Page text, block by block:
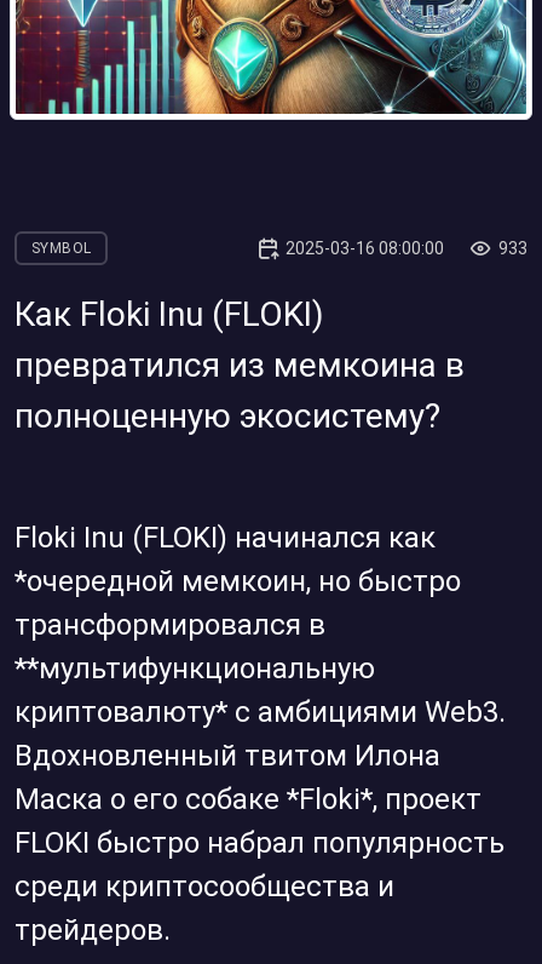
SYMBOL 2025-03-16 08:00:00 933
Как Floki Inu (FLOKI)
превратился из мемкоина в
полноценную экосистему?
Floki Inu (FLOKI) начинался как
*очередной мемкоин, но быстро
трансформировался в
**мультифункциональную
криптовалюту* с амбициями Web3.
Вдохновленный твитом Илона
Маска о его собаке *Floki*, проект
FLOKI быстро набрал популярность
среди криптосообщества и
трейдеров.